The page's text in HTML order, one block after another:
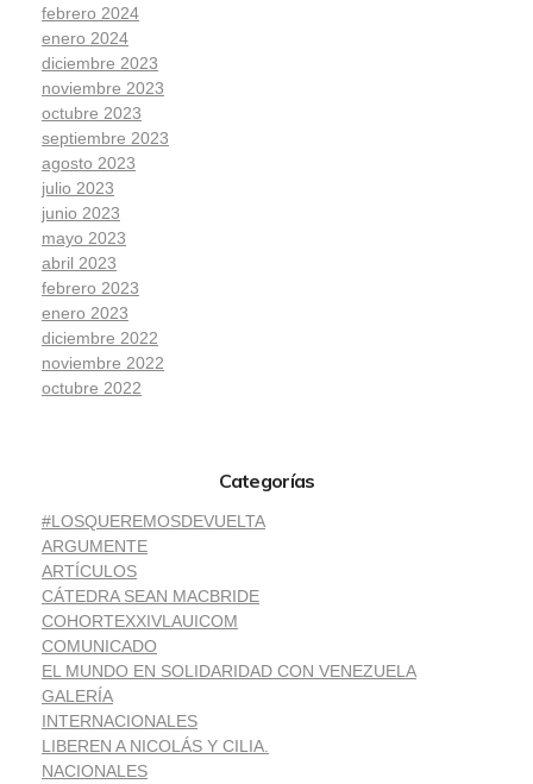
febrero 2024
enero 2024
diciembre 2023
noviembre 2023
octubre 2023
septiembre 2023
agosto 2023
julio 2023
junio 2023
mayo 2023
abril 2023
febrero 2023
enero 2023
diciembre 2022
noviembre 2022
octubre 2022
Categorías
#LOSQUEREMOSDEVUELTA
ARGUMENTE
ARTÍCULOS
CÁTEDRA SEAN MACBRIDE
COHORTEXXIVLAUICOM
COMUNICADO
EL MUNDO EN SOLIDARIDAD CON VENEZUELA
GALERÍA
INTERNACIONALES
LIBEREN A NICOLÁS Y CILIA.
NACIONALES